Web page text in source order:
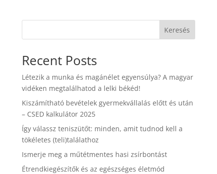
Keresés
Recent Posts
Létezik a munka és magánélet egyensúlya? A magyar
vidéken megtalálhatod a lelki békéd!
Kiszámítható bevételek gyermekvállalás előtt és után
– CSED kalkulátor 2025
Így válassz teniszütőt: minden, amit tudnod kell a
tökéletes (teli)találathoz
Ismerje meg a műtétmentes hasi zsírbontást
Étrendkiegészítők és az egészséges életmód